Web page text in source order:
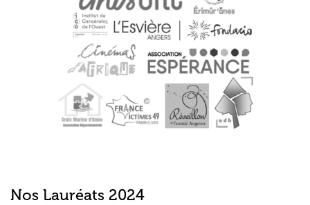
Nos Lauréats 2024